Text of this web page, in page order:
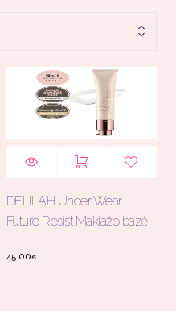
DELILAH Under Wear
Future Resist Makiažo bazė
45.00€